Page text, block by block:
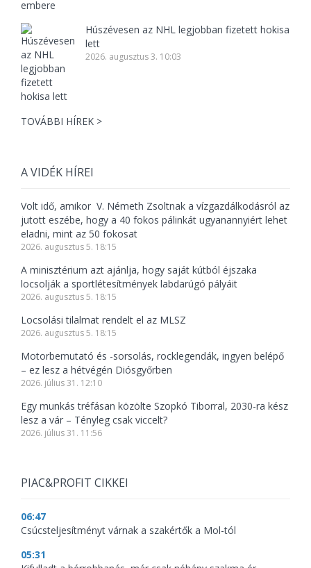
Húszévesen az NHL legjobban fizetett hokisa
lett
2026. augusztus 3. 10:03
TOVÁBBI HÍREK >
A VIDÉK HÍREI
Volt idő, amikor V. Németh Zsoltnak a vízgazdálkodásról az
jutott eszébe, hogy a 40 fokos pálinkát ugyanannyiért lehet
eladni, mint az 50 fokosat
2026. augusztus 5. 18:15
A minisztérium azt ajánlja, hogy saját kútból éjszaka
locsolják a sportlétesítmények labdarúgó pályáit
2026. augusztus 5. 18:15
Locsolási tilalmat rendelt el az MLSZ
2026. augusztus 5. 18:15
Motorbemutató és -sorsolás, rocklegendák, ingyen belépő
– ez lesz a hétvégén Diósgyőrben
2026. július 31. 12:10
Egy munkás tréfásan közölte Szopkó Tiborral, 2030-ra kész
lesz a vár – Tényleg csak viccelt?
2026. július 31. 11:56
PIAC&PROFIT CIKKEI
06:47
Csúcsteljesítményt várnak a szakértők a Mol-tól
05:31